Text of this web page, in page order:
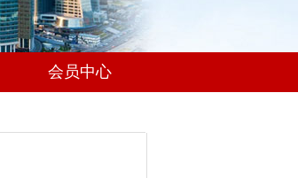
会员中心